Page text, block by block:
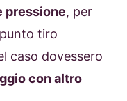
pressione, per
tiro
caso dovessero
con altro